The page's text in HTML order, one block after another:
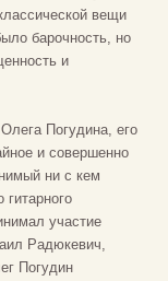
вещи
барочность, но
и
Погудина, его
и совершенно
ни с кем
гитарного
участие
Радюкевич,
Погудин